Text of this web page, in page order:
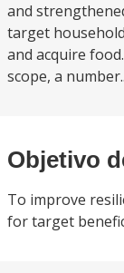
and
target
and acquire
scope, a
Objetivo
To improve
for target